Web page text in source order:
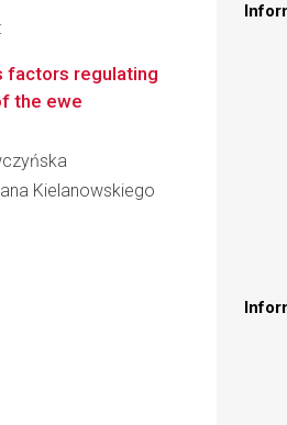
factors regulating
the ewe
Kielanowskiego